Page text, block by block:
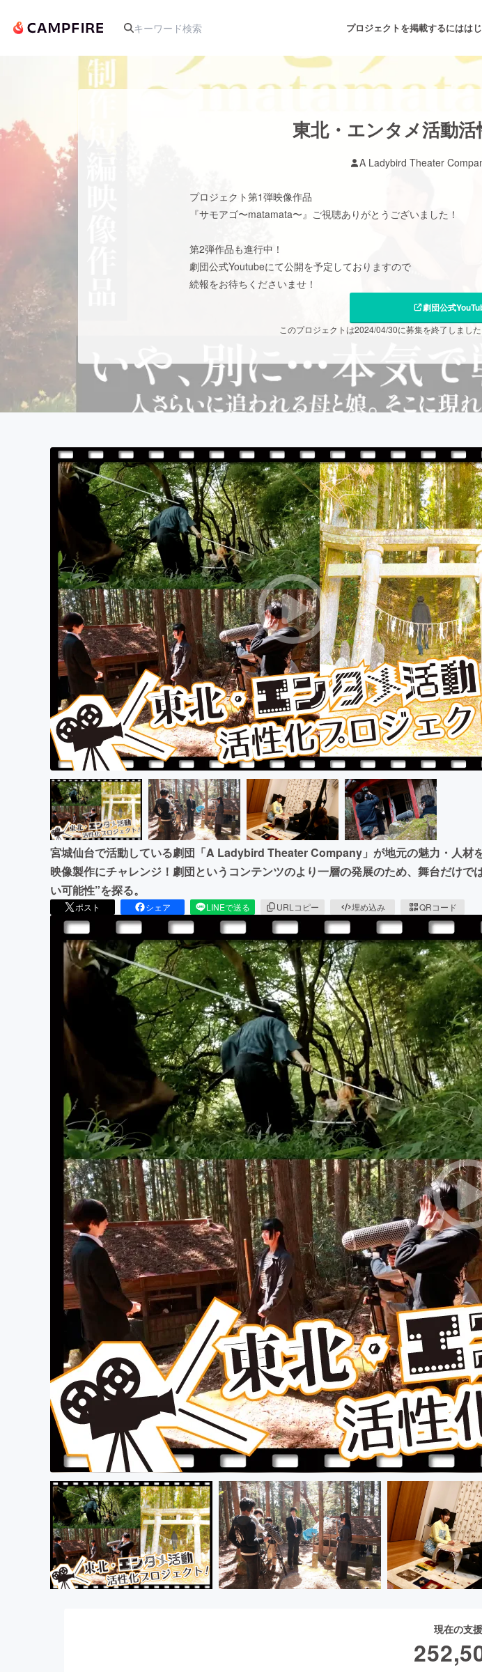
プロジェクトを掲載するにはは
人気のプロジェクト 注目のリターン 注目の新着プロジェク
テクノロジー・ガジェット ゲーム・サービス開発
ビジネス・起業
CAMPFIRE for Social Good
CAMPFIREふるさと納税
東北・エンタメ活動
A Ladybird Theater
プロジェクト第1弾映像作品
『サモアゴ〜matamata〜』ご視聴ありがとうございました！
第2弾作品も進行中！
劇団公式Youtubeにて公開を予定しておりますので
続報をお待ちくださいませ！
劇団公式
このプロジェクトは2024/04/30に募集を終了しまし
宮城仙台で活動している劇団「A Ladybird Theater Company」が地元の魅力・人材
映像製作にチャレンジ！劇団というコンテンツのより一層の発展のため、舞台だけで
い可能性”を探る。
ポスト シェア LINEで送る URLコピー 埋め込み QRコード
現在の支